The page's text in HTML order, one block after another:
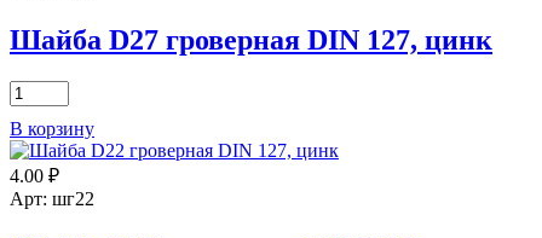
цинк
Шайба D27 гроверная DIN 127, цинк
Количество
товара
Шайба
D27
гроверная
DIN
В корзину
4.00 ₽
Арт: шг22